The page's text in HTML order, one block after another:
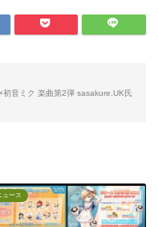
音ミク 楽曲第2弾 sasakure.UK氏
ュース